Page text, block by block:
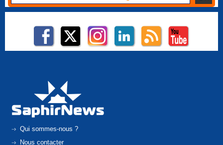
Qui sommes-nous ?
Nous contacter